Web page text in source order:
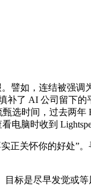
譬如，连结被强
了 AI 公司留下
选时间，过去两
电脑时收到
怀你的好处”。
标是尽早发觉或